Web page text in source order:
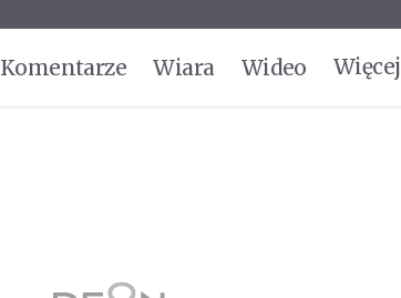
Komentarze Wiara Wideo Więcej